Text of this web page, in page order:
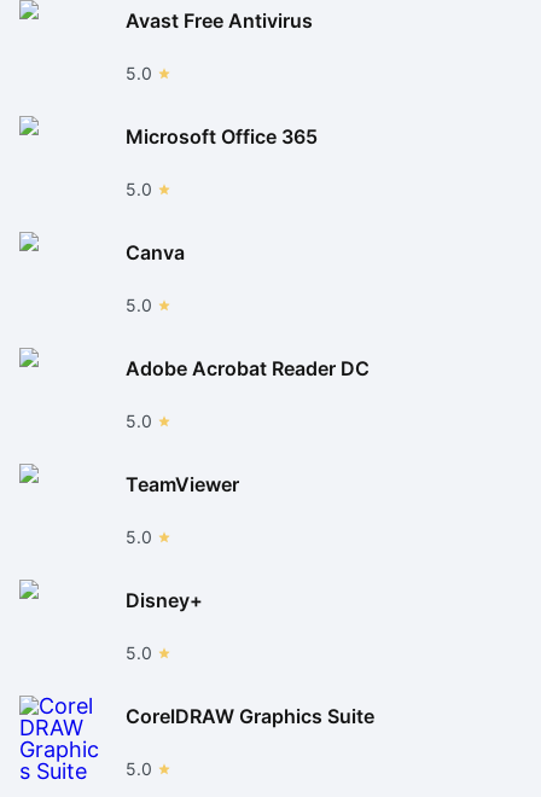
Avast Free Antivirus
5.0
Microsoft Office 365
5.0
Canva
5.0
Adobe Acrobat Reader DC
5.0
TeamViewer
5.0
Disney+
5.0
CorelDRAW Graphics Suite
5.0